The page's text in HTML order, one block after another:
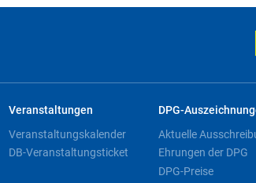
Veranstaltungen
Veranstaltungskalender
DB-Veranstaltungsticket
DPG-
Aktuelle
Ehrungen der DPG
DPG-Preise